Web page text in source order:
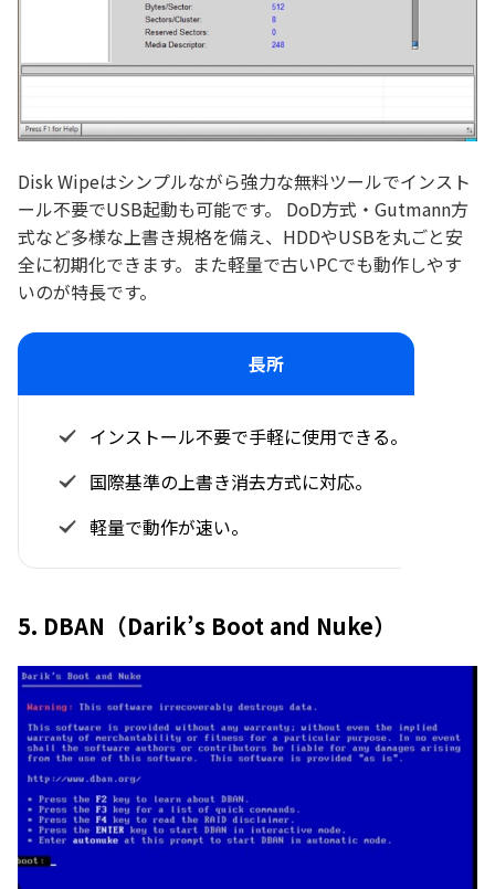
Disk Wipeはシンプルながら強力な無料ツールでインスト
ール不要でUSB起動も可能です。 DoD方式・Gutmann方
式など多様な上書き規格を備え、HDDやUSBを丸ごと安
全に初期化できます。また軽量で古いPCでも動作しやす
いのが特長です。
長所
インストール不要で手軽に使用できる。
国際基準の上書き消去方式に対応。
軽量で動作が速い。
5. DBAN（Darik’s Boot and Nuke）